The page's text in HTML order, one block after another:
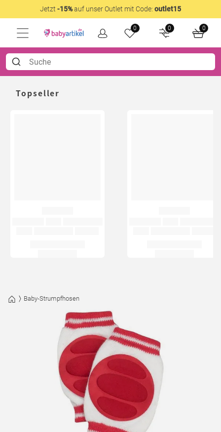
Jetzt -15%auf unser Outlet mit Code: outlet15
0 0 0
Topseller
Baby-Strumpfhosen